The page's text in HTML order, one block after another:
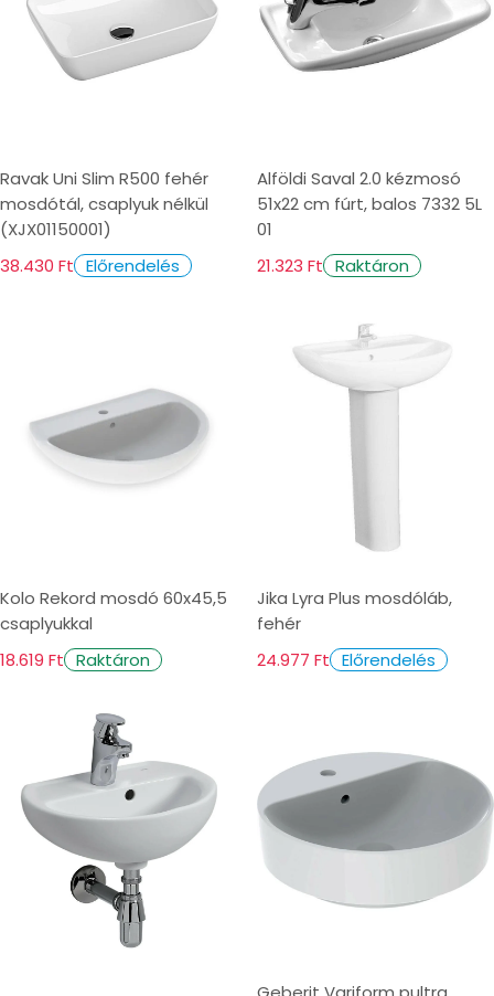
Ravak Uni Slim R500 fehér
mosdótál, csaplyuk nélkül
(XJX01150001)
38.430 Ft Előrendelés
Alföldi Saval 2.0 kézmosó
51x22 cm fúrt, balos 7332 5L
01
21.323 Ft Raktáron
Kolo Rekord mosdó 60x45,5
csaplyukkal
18.619 Ft Raktáron
Jika Lyra Plus mosdóláb,
fehér
24.977 Ft Előrendelés